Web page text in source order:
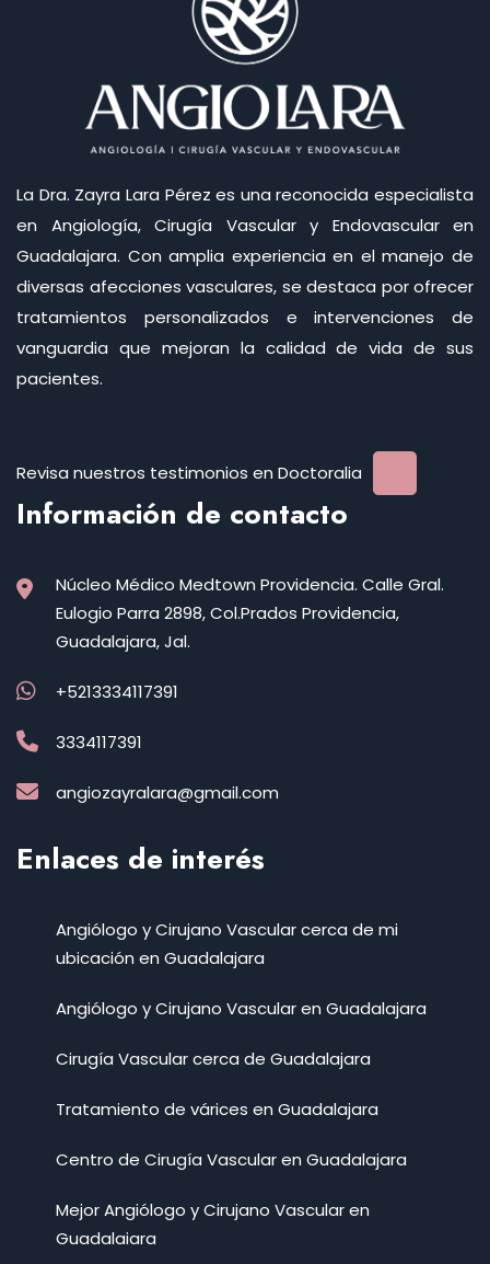
La Dra. Zayra Lara Pérez es una reconocida especialista
en Angiología, Cirugía Vascular y Endovascular en
Guadalajara. Con amplia experiencia en el manejo de
diversas afecciones vasculares, se destaca por ofrecer
tratamientos personalizados e intervenciones de
vanguardia que mejoran la calidad de vida de sus
pacientes.
Revisa nuestros testimonios en Doctoralia
Información de contacto
Núcleo Médico Medtown Providencia. Calle Gral.
Eulogio Parra 2898, Col.Prados Providencia,
Guadalajara, Jal.
+5213334117391
3334117391
angiozayralara@gmail.com
Enlaces de interés
Angiólogo y Cirujano Vascular cerca de mi
ubicación en Guadalajara
Angiólogo y Cirujano Vascular en Guadalajara
Cirugía Vascular cerca de Guadalajara
Tratamiento de várices en Guadalajara
Centro de Cirugía Vascular en Guadalajara
Mejor Angiólogo y Cirujano Vascular en
Guadalajara